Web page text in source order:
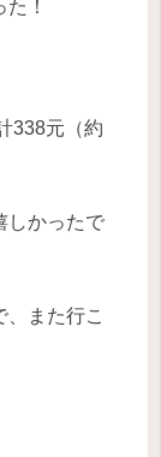
！
338元（約
しかったで
また行こ